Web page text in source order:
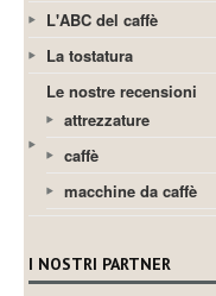
L'ABC del caffè
La tostatura
Le nostre recensioni
attrezzature
caffè
macchine da caffè
I NOSTRI PARTNER